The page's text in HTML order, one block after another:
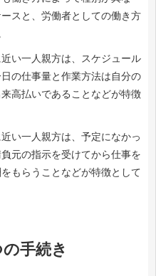
スと、労働者としての働き方
い一人親方は、スケジュール
の仕事量と作業方法は自分の
高払いであることなどが特徴
い一人親方は、予定になかっ
元の指示を受けてから仕事を
もらうことなどが特徴として
手続き